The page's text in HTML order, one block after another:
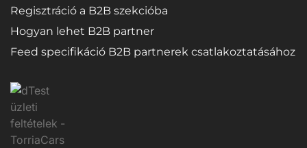
Regisztráció a B2B szekcióba
Hogyan lehet B2B partner
Feed specifikáció B2B partnerek csatlakoztatásához